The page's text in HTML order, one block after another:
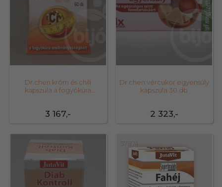
3 167,-
Dr.chen króm és chili
kapszula a fogyókúra
2 323,-
Dr.chen vércukor egyensúly
kapszula 30 db
57874